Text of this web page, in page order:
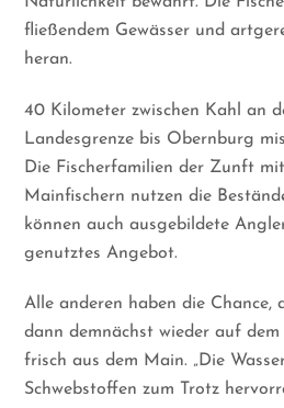
fließendem Gewässer und
heran.
40 Kilometer zwischen Kahl an
Landesgrenze bis Obernburg
Die Fischerfamilien der Zunft
Mainfischern nutzen die
können auch ausgebildete
genutztes Angebot.
Alle anderen haben die Chance,
dann demnächst wieder auf
frisch aus dem Main. „Die
Schwebstoffen zum Trotz